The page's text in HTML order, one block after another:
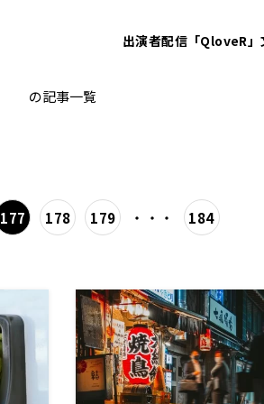
出演者配信「QloveR」
大竹まこと
の記事一覧
177 178 179 ・・・ 184